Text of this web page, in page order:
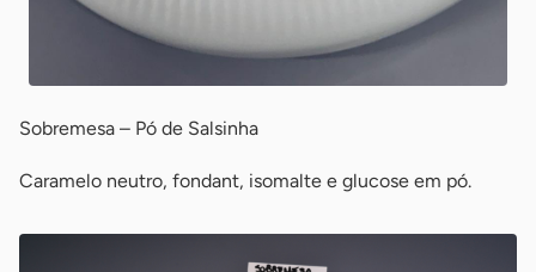
Sobremesa – Pó de Salsinha
Caramelo neutro, fondant, isomalte e glucose em pó.